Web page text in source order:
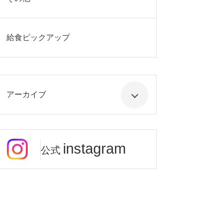
給食ピックアップ
アーカイブ
公式 instagram